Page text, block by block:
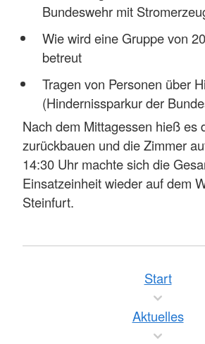
Bundeswehr mit
Wie wird eine Gruppe von
betreut
Tragen von Personen über
(Hindernissparkur der
Nach dem Mittagessen hieß es
zurückbauen und die Zimmer
14:30 Uhr machte sich die
Einsatzeinheit wieder auf dem
Steinfurt.
Start
Aktuelles